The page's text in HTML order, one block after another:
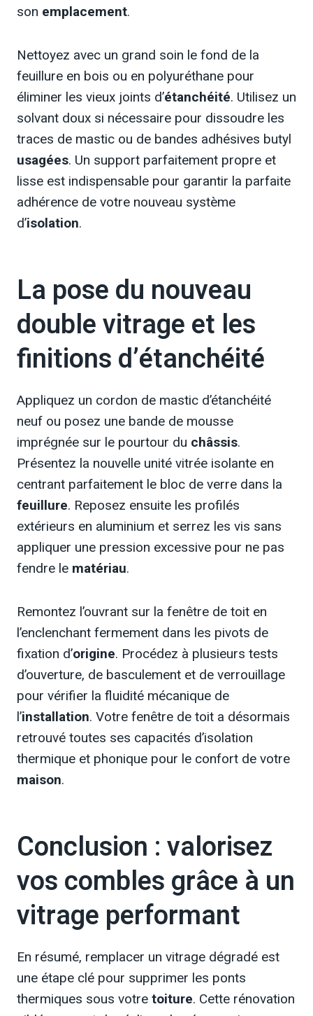
son emplacement.
Nettoyez avec un grand soin le fond de la
feuillure en bois ou en polyuréthane pour
éliminer les vieux joints d’étanchéité. Utilisez un
solvant doux si nécessaire pour dissoudre les
traces de mastic ou de bandes adhésives butyl
usagées. Un support parfaitement propre et
lisse est indispensable pour garantir la parfaite
adhérence de votre nouveau système
d’isolation.
La pose du nouveau
double vitrage et les
finitions d’étanchéité
Appliquez un cordon de mastic d’étanchéité
neuf ou posez une bande de mousse
imprégnée sur le pourtour du châssis.
Présentez la nouvelle unité vitrée isolante en
centrant parfaitement le bloc de verre dans la
feuillure. Reposez ensuite les profilés
extérieurs en aluminium et serrez les vis sans
appliquer une pression excessive pour ne pas
fendre le matériau.
Remontez l’ouvrant sur la fenêtre de toit en
l’enclenchant fermement dans les pivots de
fixation d’origine. Procédez à plusieurs tests
d’ouverture, de basculement et de verrouillage
pour vérifier la fluidité mécanique de
l’installation. Votre fenêtre de toit a désormais
retrouvé toutes ses capacités d’isolation
thermique et phonique pour le confort de votre
maison.
Conclusion : valorisez
vos combles grâce à un
vitrage performant
En résumé, remplacer un vitrage dégradé est
une étape clé pour supprimer les ponts
thermiques sous votre toiture. Cette rénovation